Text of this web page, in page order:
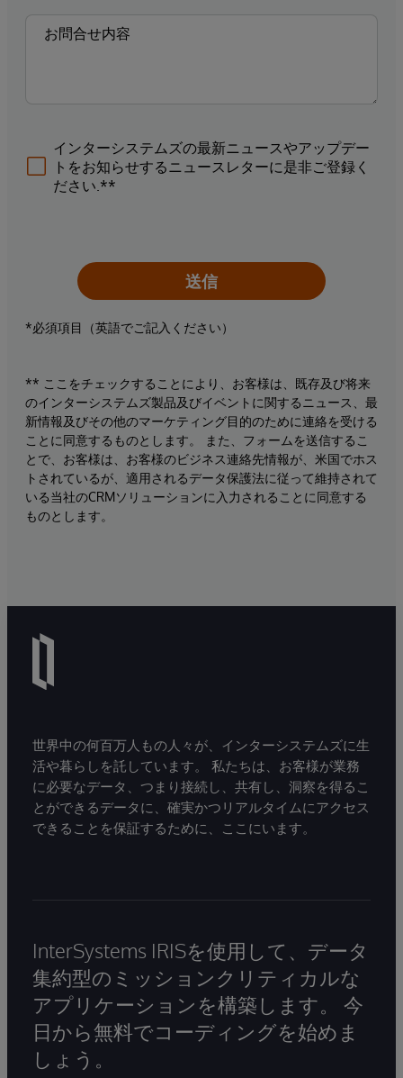
インターシステムズの最新ニュースやアップデー
トをお知らせするニュースレターに是非ご登録く
ださい.**
送信
*必須項目（英語でご記入ください）
** ここをチェックすることにより、お客様は、既存及び将来
のインターシステムズ製品及びイベントに関するニュース、最
新情報及びその他のマーケティング目的のために連絡を受ける
ことに同意するものとします。 また、フォームを送信するこ
とで、お客様は、お客様のビジネス連絡先情報が、米国でホス
トされているが、適用されるデータ保護法に従って維持されて
いる当社のCRMソリューションに入力されることに同意する
ものとします。
世界中の何百万人もの人々が、インターシステムズに生
活や暮らしを託しています。 私たちは、お客様が業務
に必要なデータ、つまり接続し、共有し、洞察を得るこ
とができるデータに、確実かつリアルタイムにアクセス
できることを保証するために、ここにいます。
InterSystems IRISを使用して、データ
集約型のミッションクリティカルな
アプリケーションを構築します。 今
日から無料でコーディングを始めま
しょう。